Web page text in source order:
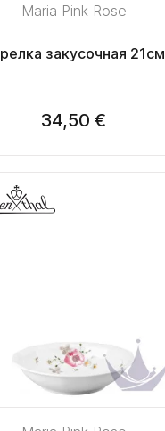
Maria Pink Rose
закусочная 21см
34,50 €